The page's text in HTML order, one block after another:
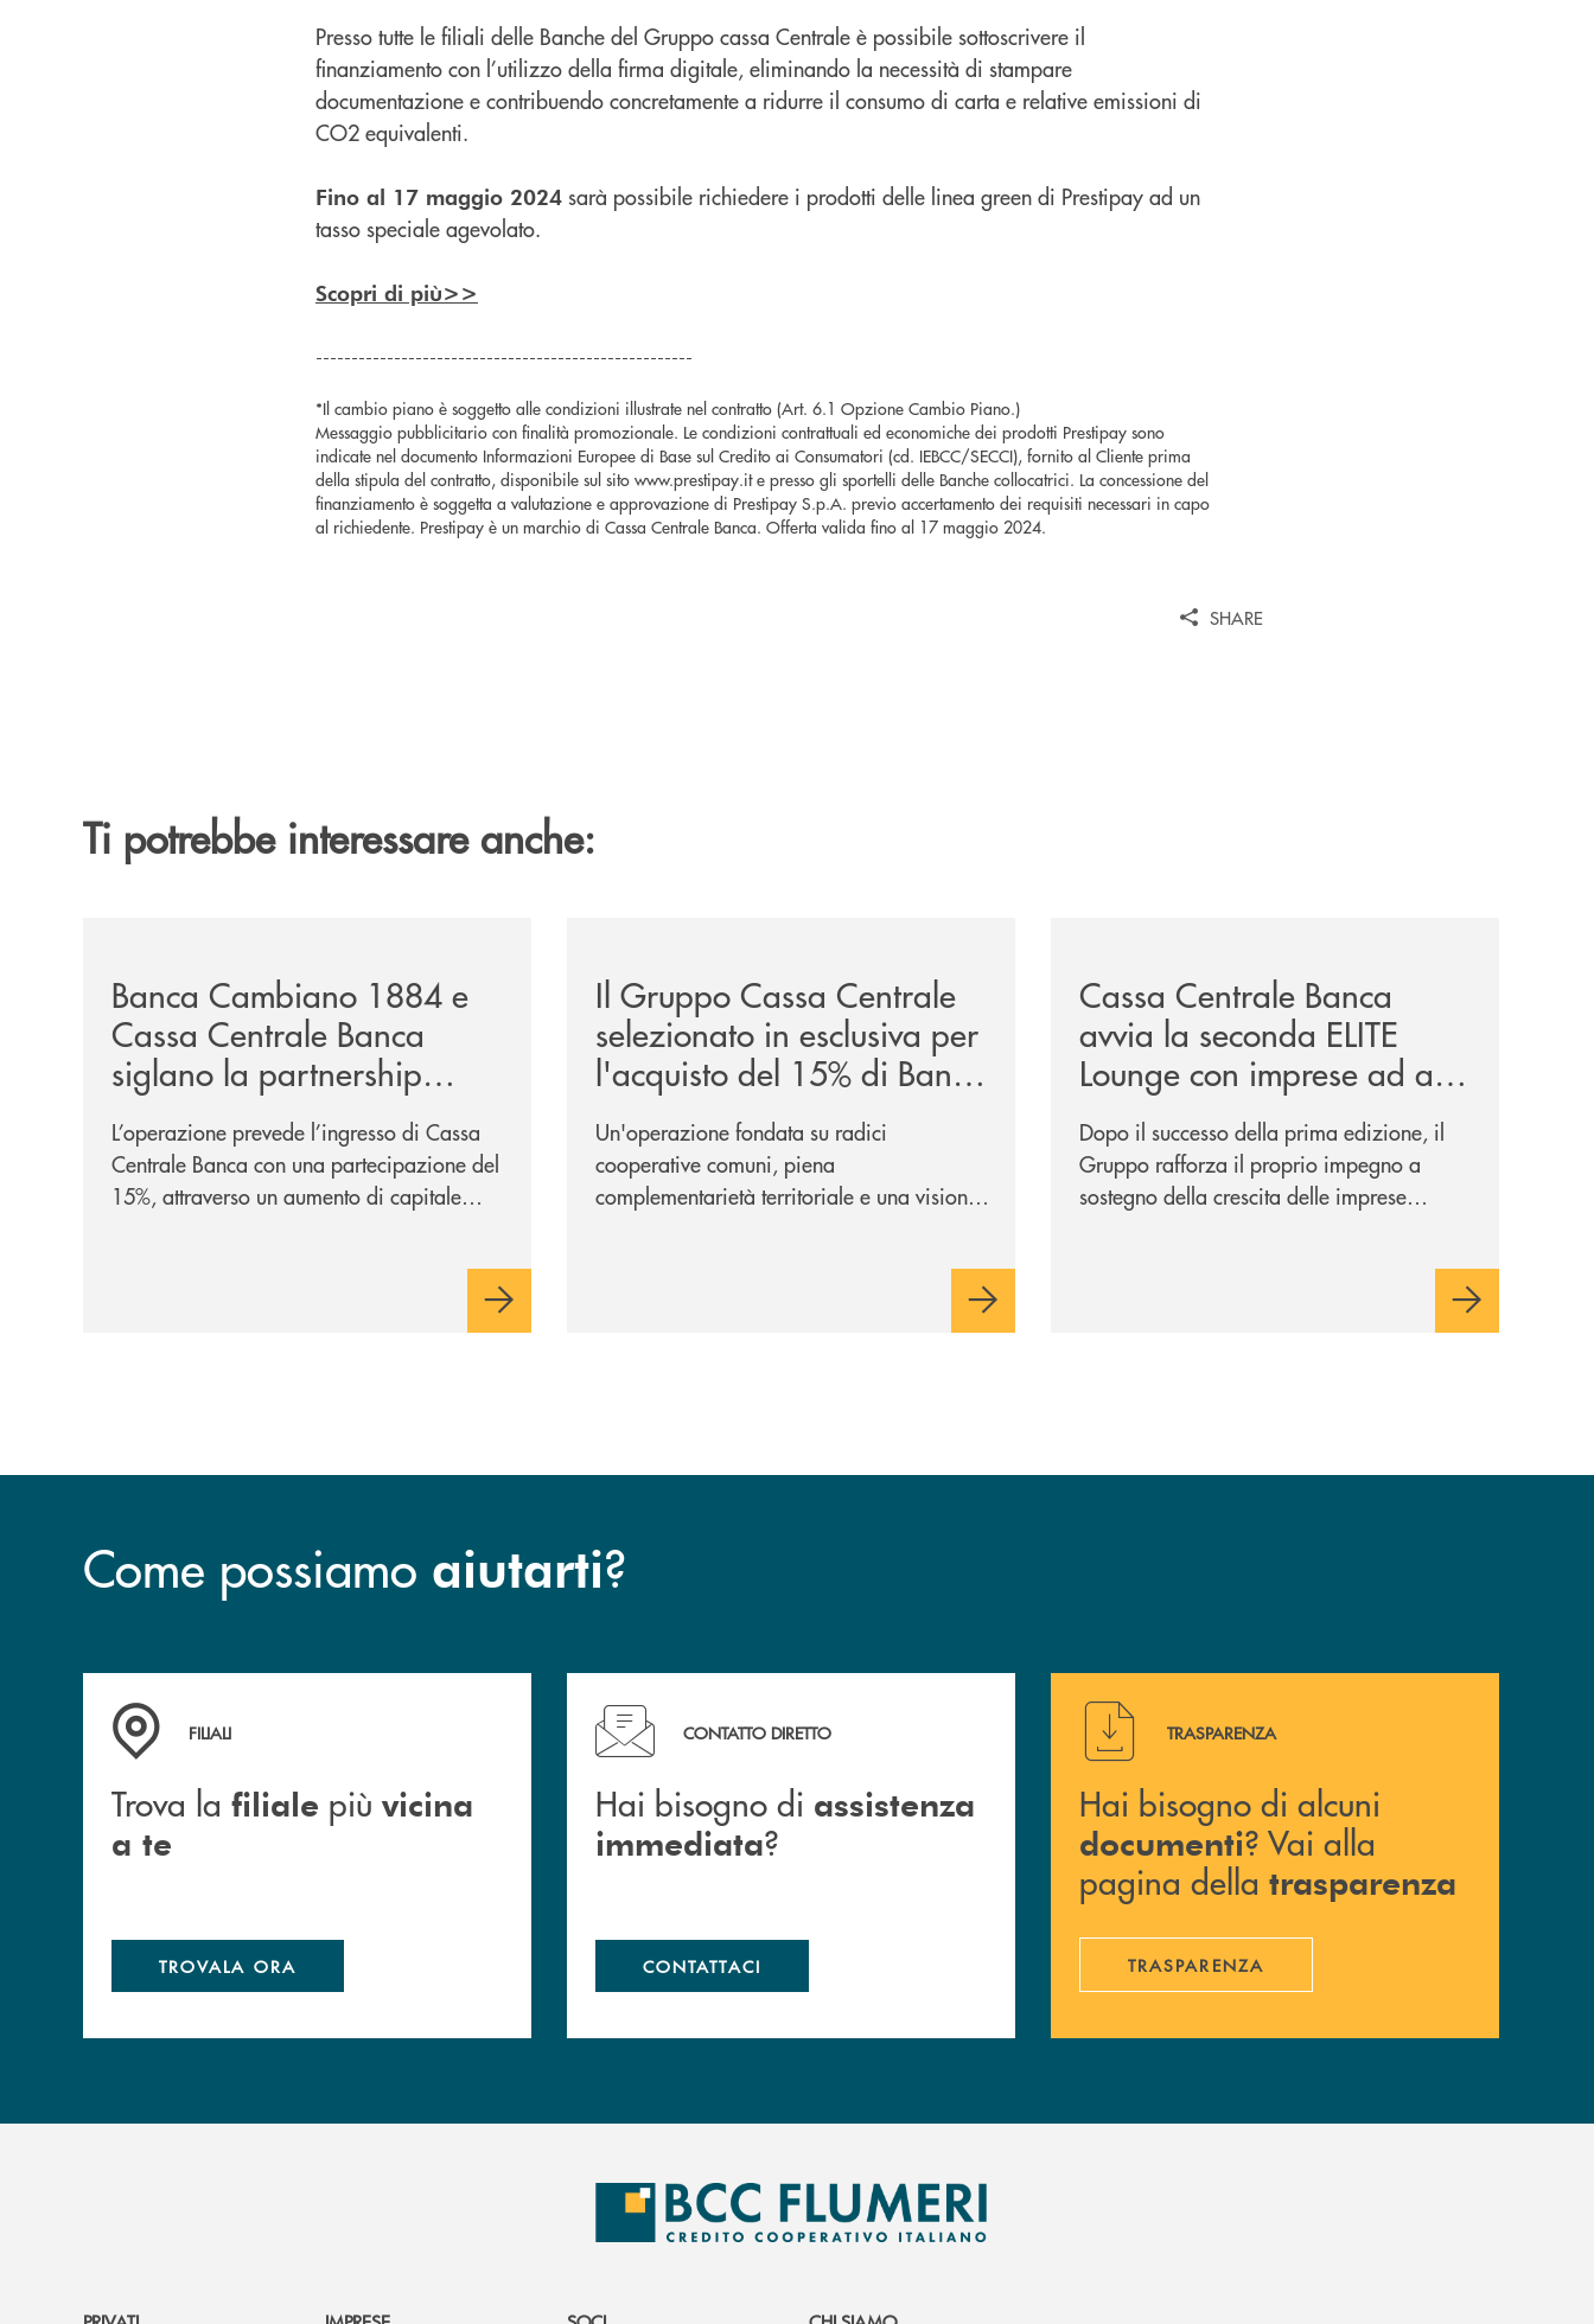
Presso tutte le filiali delle Banche del Gruppo cassa Centrale è possibile sottoscrivere il
finanziamento con l’utilizzo della firma digitale, eliminando la necessità di stampare
documentazione e contribuendo concretamente a ridurre il consumo di carta e relative emissioni di
CO2 equivalenti.
Fino al 17 maggio 2024 sarà possibile richiedere i prodotti delle linea green di Prestipay ad un
tasso speciale agevolato.
Scopri di più>>
-----------------------------------------------------
*Il cambio piano è soggetto alle condizioni illustrate nel contratto (Art. 6.1 Opzione Cambio Piano.)
Messaggio pubblicitario con finalità promozionale. Le condizioni contrattuali ed economiche dei prodotti Prestipay sono
indicate nel documento Informazioni Europee di Base sul Credito ai Consumatori (cd. IEBCC/SECCI), fornito al Cliente prima
della stipula del contratto, disponibile sul sito www.prestipay.it e presso gli sportelli delle Banche collocatrici. La concessione del
finanziamento è soggetta a valutazione e approvazione di Prestipay S.p.A. previo accertamento dei requisiti necessari in capo
al richiedente. Prestipay è un marchio di Cassa Centrale Banca. Offerta valida fino al 17 maggio 2024.
SHARE
Ti potrebbe interessare anche:
Banca Cambiano 1884 e
Cassa Centrale Banca
siglano la partnership
strategica
L’operazione prevede l’ingresso di Cassa
Centrale Banca con una partecipazione del
15%, attraverso un aumento di capitale
sulla condivisione di valori comuni e sulla
prossimità ai territori, per ampliare l’offerta
Il Gruppo Cassa Centrale
selezionato in esclusiva per
l'acquisto del 15% di Banca
Cambiano 1884
Un'operazione fondata su radici
cooperative comuni, piena
complementarietà territoriale e una visione
Cassa Centrale Banca
avvia la seconda ELITE
Lounge con imprese ad alto
potenziale
Dopo il successo della prima edizione, il
Gruppo rafforza il proprio impegno a
sostegno della crescita delle imprese
Come possiamo aiutarti?
Trova la filiale più vicina a te
FILIALI
Trova la filiale più vicina
a te
TROVALA ORA
Hai bisogno di assistenza immediata ?
CONTATTO DIRETTO
Hai bisogno di assistenza
immediata?
CONTATTACI
Hai bisogno di alcuni documenti ? Vai alla pagina della
TRASPARENZA
Hai bisogno di alcuni
documenti? Vai alla
pagina della trasparenza
TRASPARENZA